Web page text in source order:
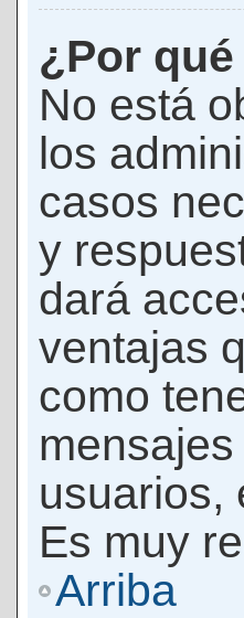
¿Por
No está
los
casos
y
dará
ventajas
como
usuarios,
Es muy
Arriba